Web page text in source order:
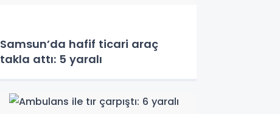
Samsun’da hafif ticari araç
takla attı: 5 yaralı